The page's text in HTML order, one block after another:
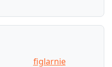
figlarnie